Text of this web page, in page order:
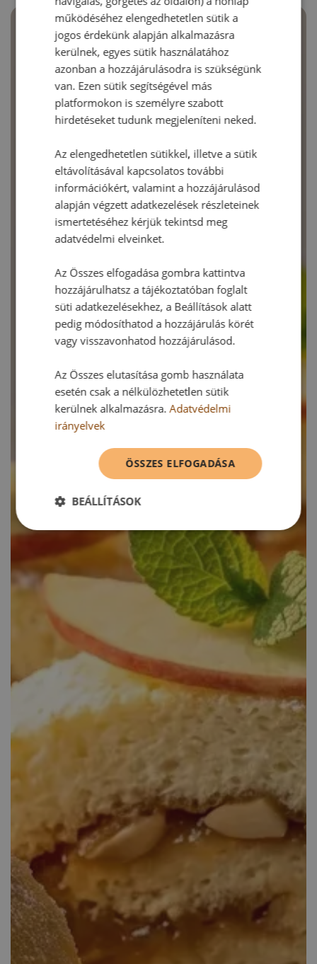
működéséhez elengedhetetlen sütik a
jogos érdekünk alapján alkalmazásra
kerülnek, egyes sütik használatához
azonban a hozzájárulásodra is szükségünk
van. Ezen sütik segítségével más
platformokon is személyre szabott
hirdetéseket tudunk megjeleníteni neked.
Az elengedhetetlen sütikkel, illetve a sütik
eltávolításával kapcsolatos további
információkért, valamint a hozzájárulásod
alapján végzett adatkezelések részleteinek
ismertetéséhez kérjük tekintsd meg
adatvédelmi elveinket.
Az Összes elfogadása gombra kattintva
hozzájárulhatsz a tájékoztatóban foglalt
süti adatkezelésekhez, a Beállítások alatt
pedig módosíthatod a hozzájárulás körét
vagy visszavonhatod hozzájárulásod.
Az Összes elutasítása gomb használata
esetén csak a nélkülözhetetlen sütik
kerülnek alkalmazásra.Adatvédelmi
irányelvek
ÖSSZES ELFOGADÁSA
BEÁLLÍTÁSOK